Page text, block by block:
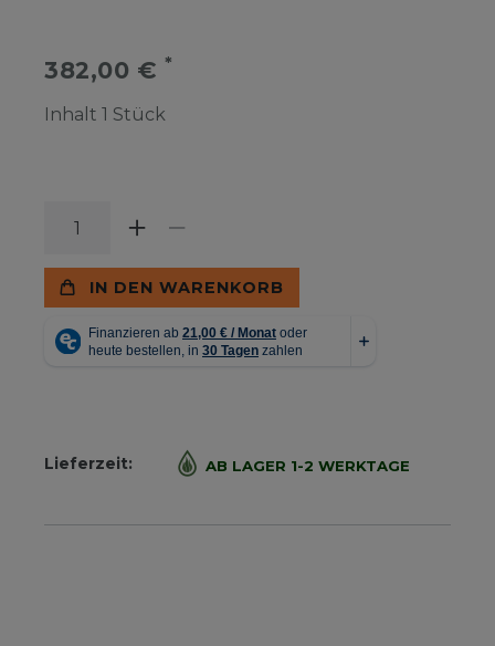
382,00 € *
Inhalt 1 Stück
IN DEN WARENKORB
Lieferzeit: AB LAGER 1-2 WERKTAGE